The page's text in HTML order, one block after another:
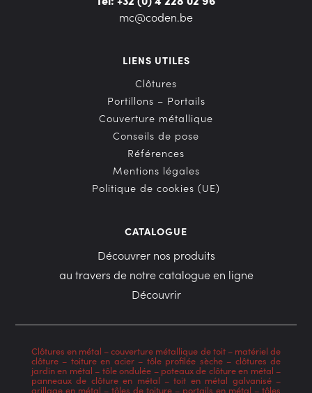
mc@coden.be
LIENS UTILES
Clôtures
Portillons – Portails
Couverture métallique
Conseils de pose
Références
Mentions légales
Politique de cookies (UE)
CATALOGUE
Découvrer nos produits
au travers de notre catalogue en ligne
Découvrir
Clôtures en métal–couverture métallique de toit– matériel de
clôture– toiture en acier– tôle profilée sèche– clôtures de
jardin en métal – tôle ondulée – poteaux de clôture en métal –
panneaux de clôture en métal–toit en métal galvanisé–
grillage en métal – tôles de toiture – portails en métal –tôles